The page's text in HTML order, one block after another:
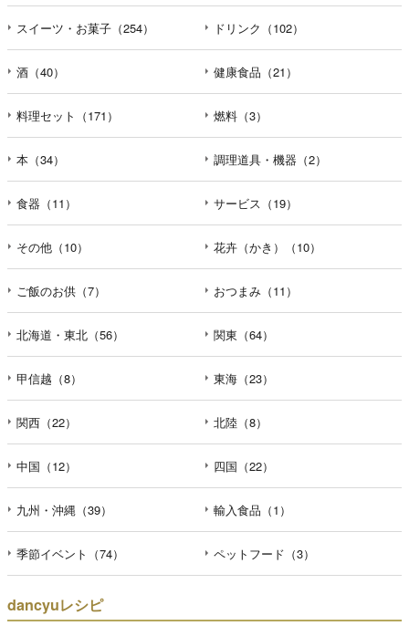
スイーツ・お菓子（254） ドリンク（102）
酒（40） 健康食品（21）
料理セット（171） 燃料（3）
本（34） 調理道具・機器（2）
食器（11） サービス（19）
その他（10） 花卉（かき）（10）
ご飯のお供（7） おつまみ（11）
北海道・東北（56） 関東（64）
甲信越（8） 東海（23）
関西（22） 北陸（8）
中国（12） 四国（22）
九州・沖縄（39） 輸入食品（1）
季節イベント（74） ペットフード（3）
dancyuレシピ